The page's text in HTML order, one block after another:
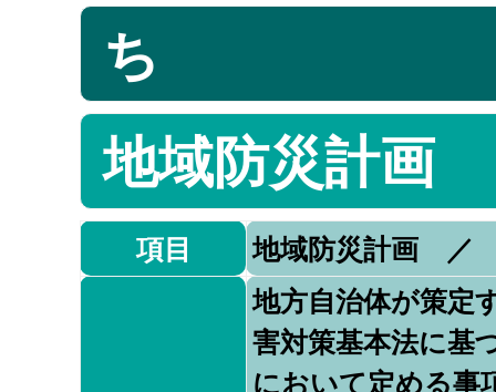
ち
地域防災計画
項目 地域防災計画 ／
地方自治体が策定
害対策基本法に基
において定める事